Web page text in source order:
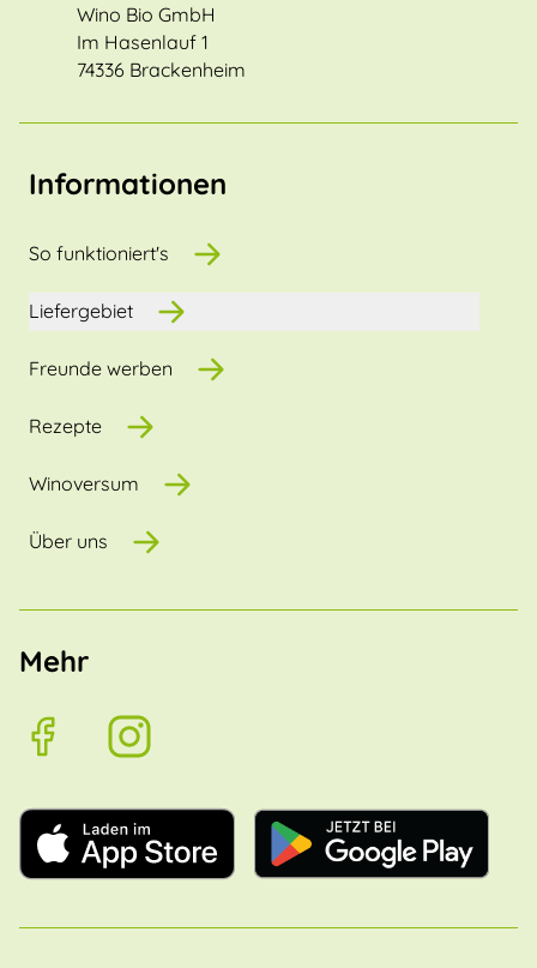
Wino Bio GmbH
Im Hasenlauf 1
74336 Brackenheim
Informationen
So funktioniert's
Liefergebiet
Freunde werben
Rezepte
Winoversum
Über uns
Mehr